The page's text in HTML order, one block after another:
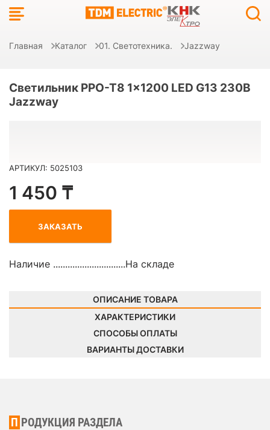
Главная Каталог 01. Светотехника. Jazzway
Светильник PPO-T8 1x1200 LED G13 230В
Jazzway
АРТИКУЛ: 5025103
1 450 ₸
ЗАКАЗАТЬ
Наличие ..............................На складе
ОПИСАНИЕ ТОВАРА
ХАРАКТЕРИСТИКИ
СПОСОБЫ ОПЛАТЫ
ВАРИАНТЫ ДОСТАВКИ
ПРОДУКЦИЯ РАЗДЕЛА